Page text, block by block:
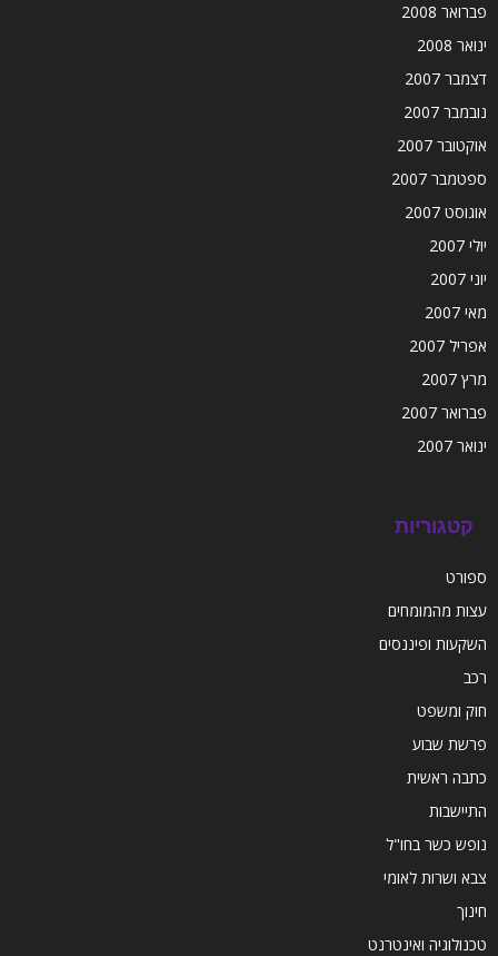
פברואר 2008
ינואר 2008
דצמבר 2007
נובמבר 2007
אוקטובר 2007
ספטמבר 2007
אוגוסט 2007
יולי 2007
יוני 2007
מאי 2007
אפריל 2007
מרץ 2007
פברואר 2007
ינואר 2007
קטגוריות
ספורט
עצות מהמומחים
השקעות ופיננסים
רכב
חוק ומשפט
פרשת שבוע
כתבה ראשית
התיישבות
נופש כשר בחו"ל
צבא ושרות לאומי
חינוך
טכנולוגיה ואינטרנט